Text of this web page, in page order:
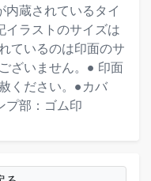
蔵されているタイ
イラストのサイズは
ているのは印面のサ
ざいません。● 印面
ください。●カバ
プ部：ゴム印